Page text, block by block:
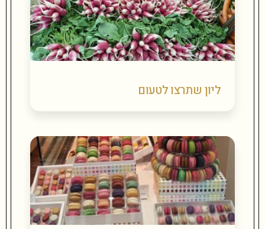
ליון שתרצו לטעום